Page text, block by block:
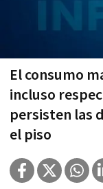
El consumo
incluso
persisten las
el piso